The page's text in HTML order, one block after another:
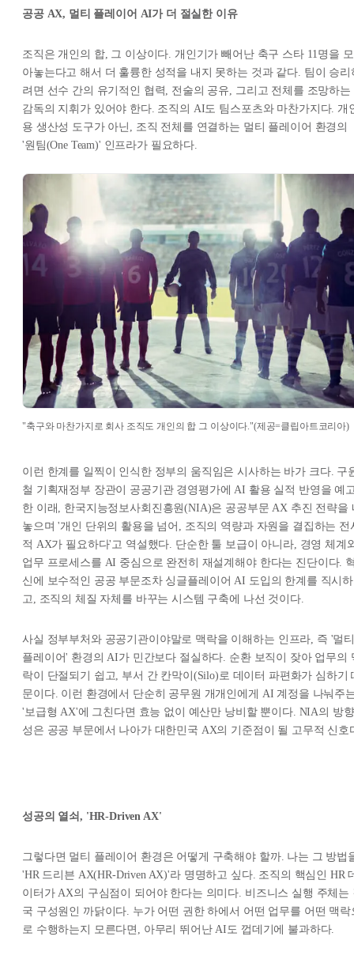
공공 AX, 멀티 플레이어 AI가 더 절실한 이유
조직은 개인의 합, 그 이상이다. 개인기가 빼어난 축구 스타 11명을 모
아놓는다고 해서 더 훌륭한 성적을 내지 못하는 것과 같다. 팀이 승리
려면 선수 간의 유기적인 협력, 전술의 공유, 그리고 전체를 조망하는
감독의 지휘가 있어야 한다. 조직의 AI도 팀스포츠와 마찬가지다. 개
용 생산성 도구가 아닌, 조직 전체를 연결하는 멀티 플레이어 환경의
'원팀(One Team)' 인프라가 필요하다.
"축구와 마찬가지로 회사 조직도 개인의 합 그 이상이다."(제공=클립아트코리아)
이런 한계를 일찍이 인식한 정부의 움직임은 시사하는 바가 크다. 구
철 기획재정부 장관이 공공기관 경영평가에 AI 활용 실적 반영을 예
한 이래, 한국지능정보사회진흥원(NIA)은 공공부문 AX 추진 전략을
놓으며 '개인 단위의 활용을 넘어, 조직의 역량과 자원을 결집하는 전
적 AX가 필요하다'고 역설했다. 단순한 툴 보급이 아니라, 경영 체계
업무 프로세스를 AI 중심으로 완전히 재설계해야 한다는 진단이다.
신에 보수적인 공공 부문조차 싱글플레이어 AI 도입의 한계를 직시하
고, 조직의 체질 자체를 바꾸는 시스템 구축에 나선 것이다.
사실 정부부처와 공공기관이야말로 맥락을 이해하는 인프라, 즉 '멀
플레이어' 환경의 AI가 민간보다 절실하다. 순환 보직이 잦아 업무의
락이 단절되기 쉽고, 부서 간 칸막이(Silo)로 데이터 파편화가 심하기
문이다. 이런 환경에서 단순히 공무원 개개인에게 AI 계정을 나눠주
'보급형 AX'에 그친다면 효능 없이 예산만 낭비할 뿐이다. NIA의 방향
성은 공공 부문에서 나아가 대한민국 AX의 기준점이 될 고무적 신호
성공의 열쇠, 'HR-Driven AX'
그렇다면 멀티 플레이어 환경은 어떻게 구축해야 할까. 나는 그 방법
'HR 드리븐 AX(HR-Driven AX)'라 명명하고 싶다. 조직의 핵심인 HR
이터가 AX의 구심점이 되어야 한다는 의미다. 비즈니스 실행 주체는
국 구성원인 까닭이다. 누가 어떤 권한 하에서 어떤 업무를 어떤 맥락
로 수행하는지 모른다면, 아무리 뛰어난 AI도 껍데기에 불과하다.